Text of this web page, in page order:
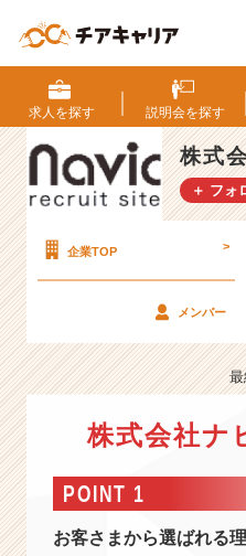
式
会
社
ナ
ビ
ッ
ク
情
に
つ
い
る
求人を探す 説明会を探す
株式
＋ フォ
企業TOP >
メンバー
株式会社ナ
POINT 1
お客さまから選ばれる